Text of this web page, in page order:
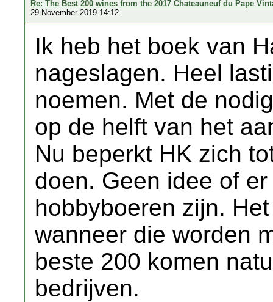
Re: The Best 200 wines from the 2017 Chateauneuf du Pape
29 November 2019 14:12
Ik heb het boek van
nageslagen. Heel
noemen. Met de
op de helft van het
Nu beperkt HK zich
doen. Geen idee of
hobbyboeren zijn.
wanneer die worden
beste 200 komen
bedrijven.